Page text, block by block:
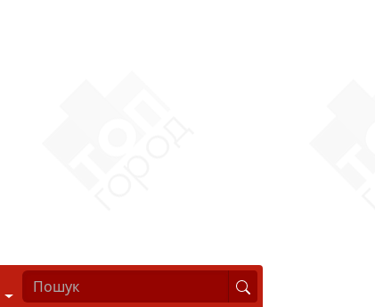
Стиль життя